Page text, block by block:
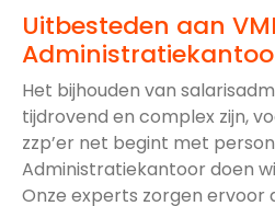
Uitbesteden aan
Het bijhouden van
tijdrovend en complex zijn,
zzp’er net begint met
Administratiekantoor doen
Onze experts zorgen ervoor